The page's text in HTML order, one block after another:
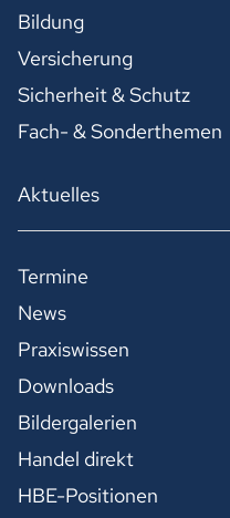
Bildung
Versicherung
Sicherheit & Schutz
Fach- & Sonderthemen
Aktuelles
Termine
News
Praxiswissen
Downloads
Bildergalerien
Handel direkt
HBE-Positionen